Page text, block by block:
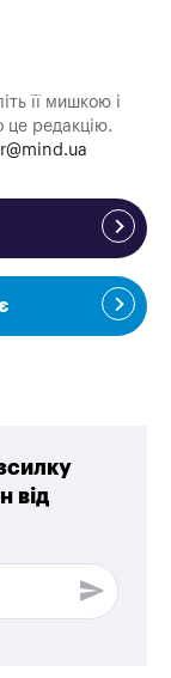
її мишкою і
це редакцію.
від